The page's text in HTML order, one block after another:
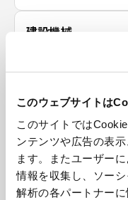
このウェブサイトは
このサイトでは
ンテンツや広告の表
ます。またユーザー
情報を収集し、ソー
解析の各パートナー
建設機械
立体駐車場
特殊工作機械